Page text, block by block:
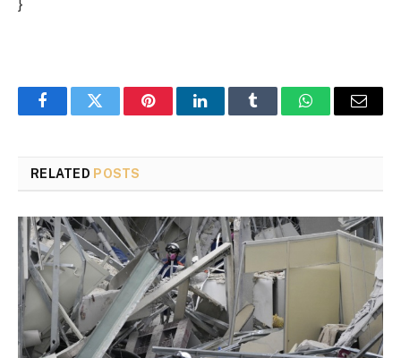
}
FacebookTwitter PinterestLinkedInTumblr WhatsAppEmail
RELATED POSTS